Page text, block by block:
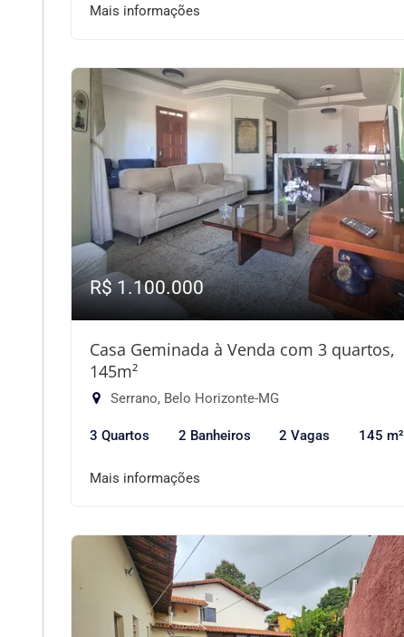
Mais informações
R$ 1.100.000
Casa Geminada à Venda com 3 quartos,
145m²
Serrano, Belo Horizonte-MG
3 Quartos 2 Banheiros 2 Vagas 145 m²
Mais informações